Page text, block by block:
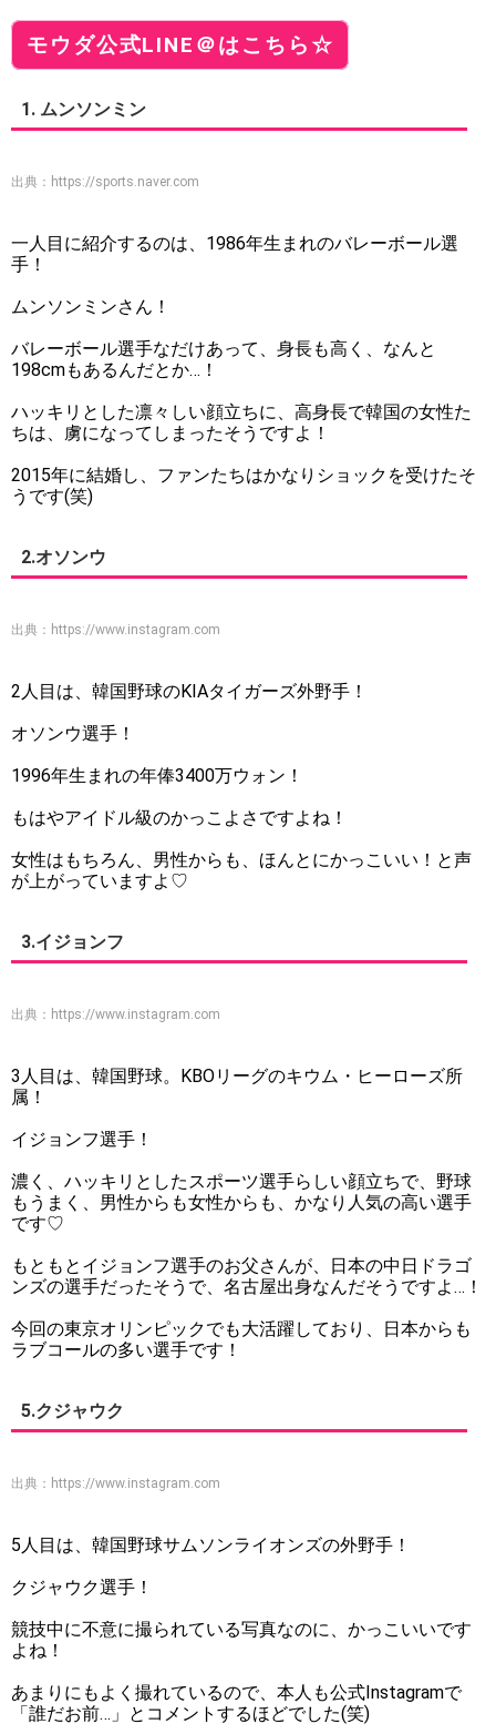
モウダ公式LINE＠はこちら☆
1. ムンソンミン
出典： https://sports.naver.com
一人目に紹介するのは、1986年生まれのバレーボール選
手！
ムンソンミンさん！
バレーボール選手なだけあって、身長も高く、なんと
198cmもあるんだとか…！
ハッキリとした凛々しい顔立ちに、高身長で韓国の女性た
ちは、虜になってしまったそうですよ！
2015年に結婚し、ファンたちはかなりショックを受けたそ
うです(笑)
2.オソンウ
出典： https://www.instagram.com
2人目は、韓国野球のKIAタイガーズ外野手！
オソンウ選手！
1996年生まれの年俸3400万ウォン！
もはやアイドル級のかっこよさですよね！
女性はもちろん、男性からも、ほんとにかっこいい！と声
が上がっていますよ♡
3.イジョンフ
出典： https://www.instagram.com
3人目は、韓国野球。KBOリーグのキウム・ヒーローズ所
属！
イジョンフ選手！
濃く、ハッキリとしたスポーツ選手らしい顔立ちで、野球
もうまく、男性からも女性からも、かなり人気の高い選手
です♡
もともとイジョンフ選手のお父さんが、日本の中日ドラゴ
ンズの選手だったそうで、名古屋出身なんだそうですよ…！
今回の東京オリンピックでも大活躍しており、日本からも
ラブコールの多い選手です！
5.クジャウク
出典： https://www.instagram.com
5人目は、韓国野球サムソンライオンズの外野手！
クジャウク選手！
競技中に不意に撮られている写真なのに、かっこいいです
よね！
あまりにもよく撮れているので、本人も公式Instagramで
「誰だお前…」とコメントするほどでした(笑)